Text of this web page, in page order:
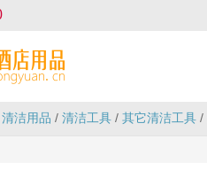
清洁用品 / 清洁工具 / 其它清洁工具 /